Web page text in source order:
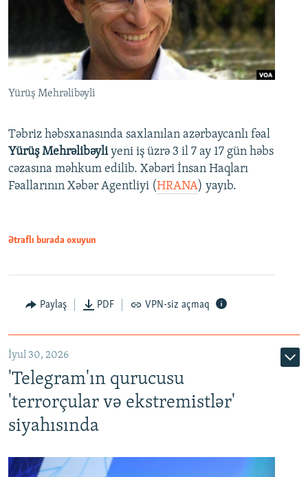
Yürüş Mehrəlibəyli
Təbriz həbsxanasında saxlanılan azərbaycanlı fəal
Yürüş Mehrəlibəyliyeni iş üzrə 3 il 7 ay 17 gün həbs
cəzasına məhkum edilib. Xəbəri İnsan Haqları
Fəallarının Xəbər Agentliyi (HRANA) yayıb.
Ətraflı burada oxuyun
Paylaş PDF VPN-siz açmaq
İyul 30, 2026
'Telegram'ın qurucusu
'terrorçular və ekstremistlər'
siyahısında